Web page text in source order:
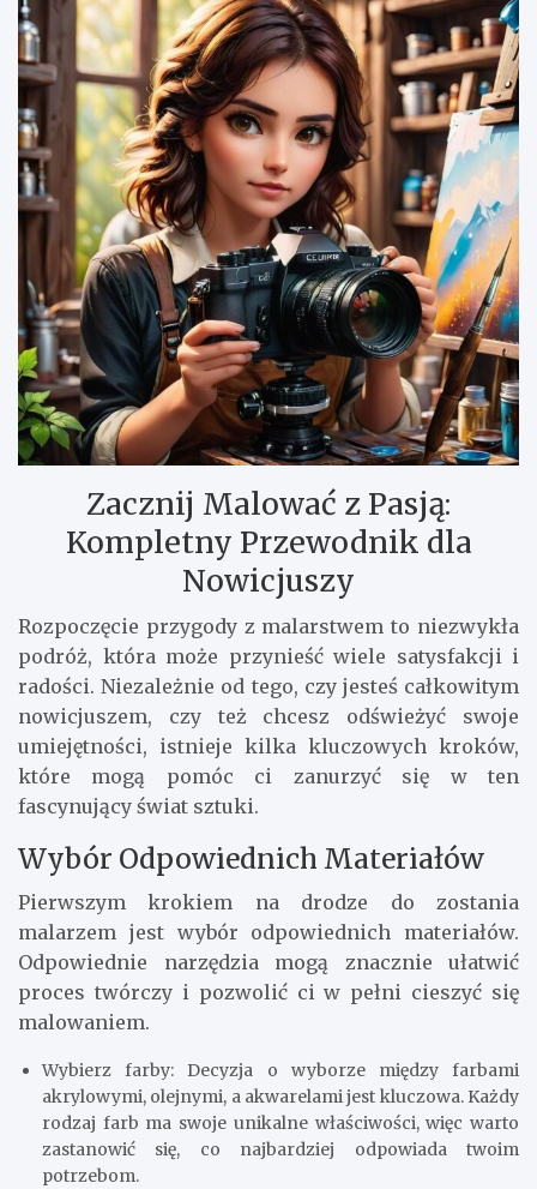
Zacznij Malować z Pasją:
Kompletny Przewodnik dla
Nowicjuszy
Rozpoczęcie przygody z malarstwem to niezwykła
podróż, która może przynieść wiele satysfakcji i
radości. Niezależnie od tego, czy jesteś całkowitym
nowicjuszem, czy też chcesz odświeżyć swoje
umiejętności, istnieje kilka kluczowych kroków,
które mogą pomóc ci zanurzyć się w ten
fascynujący świat sztuki.
Wybór Odpowiednich Materiałów
Pierwszym krokiem na drodze do zostania
malarzem jest wybór odpowiednich materiałów.
Odpowiednie narzędzia mogą znacznie ułatwić
proces twórczy i pozwolić ci w pełni cieszyć się
malowaniem.
Wybierz farby: Decyzja o wyborze między farbami
akrylowymi, olejnymi, a akwarelami jest kluczowa. Każdy
rodzaj farb ma swoje unikalne właściwości, więc warto
zastanowić się, co najbardziej odpowiada twoim
potrzebom.